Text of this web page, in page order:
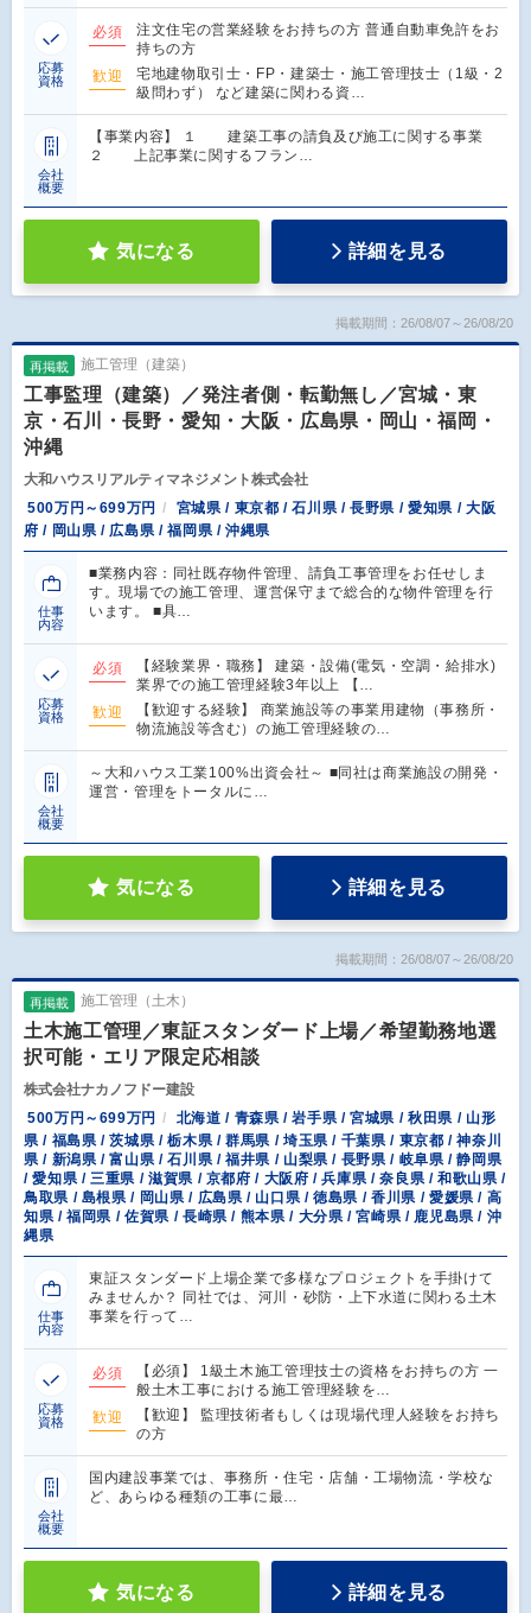
応募
資格
必須
注文住宅の営業経験をお持ちの方 普通自動車免許をお
持ちの方
歓迎
宅地建物取引士・FP・建築士・施工管理技士（1級・2
級問わず） など建築に関わる資…
会社
概要
【事業内容】 １ 建築工事の請負及び施工に関する事業
２ 上記事業に関するフラン…
気になる 詳細を見る
掲載期間：26/08/07～26/08/20
再掲載 施工管理（建築）
工事監理（建築）／発注者側・転勤無し／宮城・東
京・石川・長野・愛知・大阪・広島県・岡山・福岡・
沖縄
大和ハウスリアルティマネジメント株式会社
500万円～699万円
宮城県 / 東京都 / 石川県 / 長野県 / 愛知県 / 大阪
府 / 岡山県 / 広島県 / 福岡県 / 沖縄県
仕事
内容
■業務内容：同社既存物件管理、請負工事管理をお任せしま
す。現場での施工管理、運営保守まで総合的な物件管理を行
います。 ■具…
応募
資格
必須
【経験業界・職務】 建築・設備(電気・空調・給排水)
業界での施工管理経験3年以上 【…
歓迎
【歓迎する経験】 商業施設等の事業用建物（事務所・
物流施設等含む）の施工管理経験の…
会社
概要
～大和ハウス工業100%出資会社～ ■同社は商業施設の開発・
運営・管理をトータルに…
気になる 詳細を見る
掲載期間：26/08/07～26/08/20
再掲載 施工管理（土木）
土木施工管理／東証スタンダード上場／希望勤務地選
択可能・エリア限定応相談
株式会社ナカノフドー建設
500万円～699万円
北海道 / 青森県 / 岩手県 / 宮城県 / 秋田県 / 山形
県 / 福島県 / 茨城県 / 栃木県 / 群馬県 / 埼玉県 / 千葉県 / 東京都 / 神奈川
県 / 新潟県 / 富山県 / 石川県 / 福井県 / 山梨県 / 長野県 / 岐阜県 / 静岡県
/ 愛知県 / 三重県 / 滋賀県 / 京都府 / 大阪府 / 兵庫県 / 奈良県 / 和歌山県 /
鳥取県 / 島根県 / 岡山県 / 広島県 / 山口県 / 徳島県 / 香川県 / 愛媛県 / 高
知県 / 福岡県 / 佐賀県 / 長崎県 / 熊本県 / 大分県 / 宮崎県 / 鹿児島県 / 沖
縄県
仕事
内容
東証スタンダード上場企業で多様なプロジェクトを手掛けて
みませんか？ 同社では、河川・砂防・上下水道に関わる土木
事業を行って…
応募
資格
必須
【必須】 1級土木施工管理技士の資格をお持ちの方 一
般土木工事における施工管理経験を…
歓迎
【歓迎】 監理技術者もしくは現場代理人経験をお持ち
の方
会社
概要
国内建設事業では、事務所・住宅・店舗・工場物流・学校な
ど、あらゆる種類の工事に最…
気になる 詳細を見る